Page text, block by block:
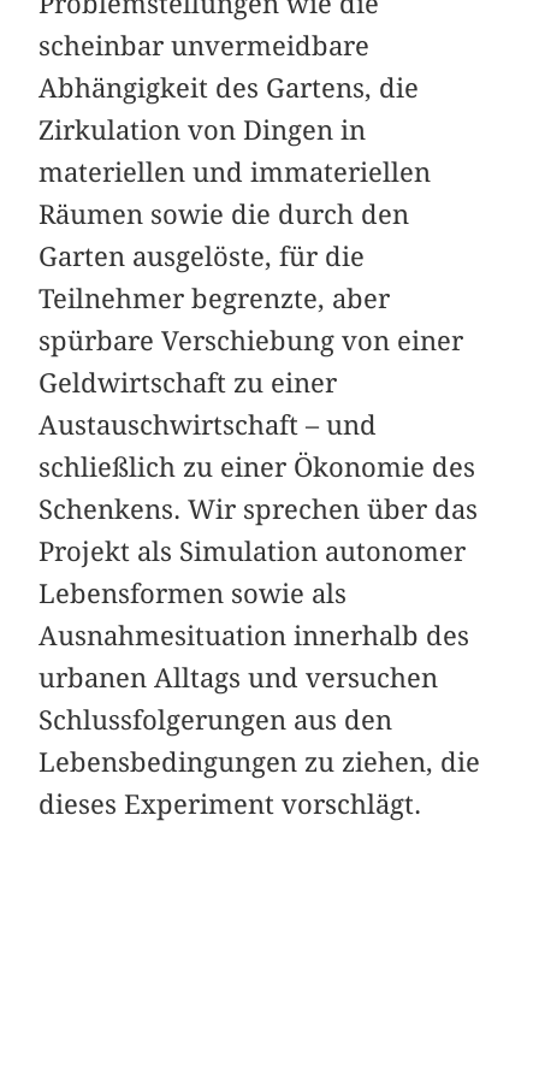
scheinbar unvermeidbare
Abhängigkeit des Gartens, die
Zirkulation von Dingen in
materiellen und immateriellen
Räumen sowie die durch den
Garten ausgelöste, für die
Teilnehmer begrenzte, aber
spürbare Verschiebung von einer
Geldwirtschaft zu einer
Austauschwirtschaft – und
schließlich zu einer Ökonomie des
Schenkens. Wir sprechen über das
Projekt als Simulation autonomer
Lebensformen sowie als
Ausnahmesituation innerhalb des
urbanen Alltags und versuchen
Schlussfolgerungen aus den
Lebensbedingungen zu ziehen, die
dieses Experiment vorschlägt.